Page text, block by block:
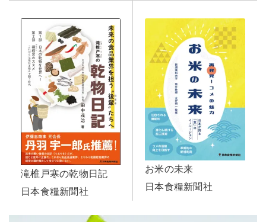
滝椎戸寒の乾物日記
日本食糧新聞社
お米の未来
日本食糧新聞社